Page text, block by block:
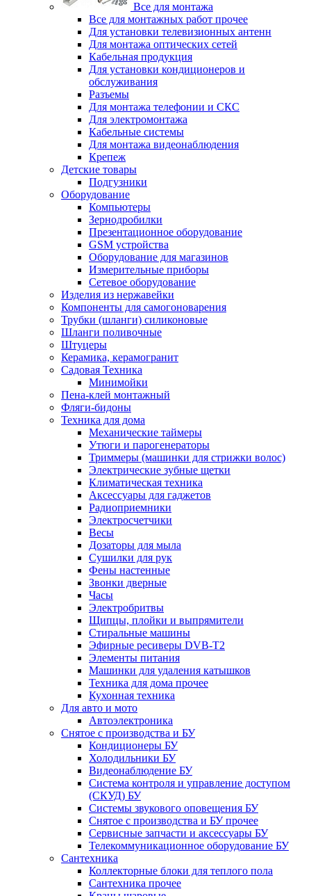
Все для монтажа
Все для монтажных работ прочее
Для установки телевизионных антенн
Для монтажа оптических сетей
Кабельная продукция
Для установки кондиционеров и
обслуживания
Разъемы
Для монтажа телефонии и СКС
Для электромонтажа
Кабельные системы
Для монтажа видеонаблюдения
Крепеж
Детские товары
Подгузники
Оборудование
Компьютеры
Зернодробилки
Презентационное оборудование
GSM устройства
Оборудование для магазинов
Измерительные приборы
Сетевое оборудование
Изделия из нержавейки
Компоненты для самогоноварения
Трубки (шланги) силиконовые
Шланги поливочные
Штуцеры
Керамика, керамогранит
Садовая Техника
Минимойки
Пена-клей монтажный
Фляги-бидоны
Техника для дома
Механические таймеры
Утюги и парогенераторы
Триммеры (машинки для стрижки волос)
Электрические зубные щетки
Климатическая техника
Аксессуары для гаджетов
Радиоприемники
Электросчетчики
Весы
Дозаторы для мыла
Сушилки для рук
Фены настенные
Звонки дверные
Часы
Электробритвы
Щипцы, плойки и выпрямители
Стиральные машины
Эфирные ресиверы DVB-T2
Элементы питания
Машинки для удаления катышков
Техника для дома прочее
Кухонная техника
Для авто и мото
Автоэлектроника
Снятое с производства и БУ
Кондиционеры БУ
Холодильники БУ
Видеонаблюдение БУ
Система контроля и управление доступом
(СКУД) БУ
Системы звукового оповещения БУ
Снятое с производства и БУ прочее
Сервисные запчасти и аксессуары БУ
Телекоммуникационное оборудование БУ
Сантехника
Коллекторные блоки для теплого пола
Сантехника прочее